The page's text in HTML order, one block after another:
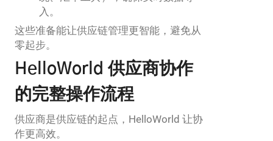
入。
这些准备能让供应链管理更智能，避免从
零起步。
HelloWorld 供应商协作
的完整操作流程
供应商是供应链的起点，HelloWorld 让协
作更高效。